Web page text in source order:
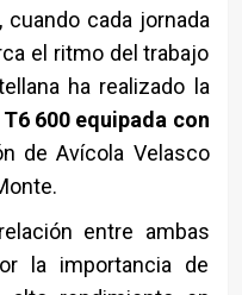
cuando cada jornada
el ritmo del trabajo
ha realizado la
600 equipada con
deAvícola Velasco
entre ambas
la importancia de